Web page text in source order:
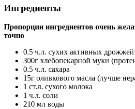
Ингредиенты
Пропорции ингредиентов очень
точно
0.5 ч.л. сухих активных дрожжей
300г хлебопекарной муки
0.5 ч.л. сахара
15г оливкового масла (лучше
1 ст.л. сухого молока
1 ч.л. соли
210 мл воды